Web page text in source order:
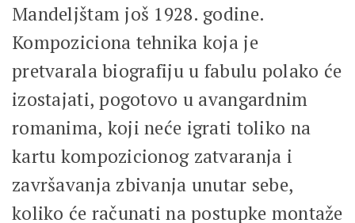
Mandeljštam još 1928. godine.
Kompoziciona tehnika koja je
pretvarala biografiju u fabulu polako će
izostajati, pogotovo u avangardnim
romanima, koji neće igrati toliko na
kartu kompozicionog zatvaranja i
završavanja zbivanja unutar sebe,
koliko će računati na postupke montaže